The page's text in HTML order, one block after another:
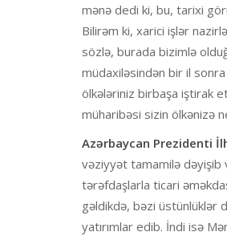
mənə dedi ki, bu, tarixi
Bilirəm ki, xarici işlər
sözlə, burada bizimlə
müdaxiləsindən bir il
ölkələriniz birbaşa iştirak
müharibəsi sizin ölkənizə
Azərbaycan Prezidenti
vəziyyət tamamilə dəyişib
tərəfdaşlarla ticari
gəldikdə, bəzi üstünlüklər
yatırımlar edib. İndi isə